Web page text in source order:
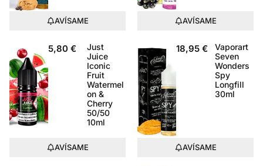
AVÍSAME AVÍSAME
5,80 €
Just
Juice
Iconic
Fruit
Watermel
on &
Cherry
50/50
10ml
AVÍSAME
18,95 €
Vaporart
Seven
Wonders
Spy
Longfill
30ml
AVÍSAME